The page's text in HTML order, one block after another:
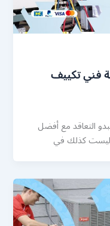
60615556 خدمة فني تكييف
التعاقد مع أفضل
ليست كذلك في